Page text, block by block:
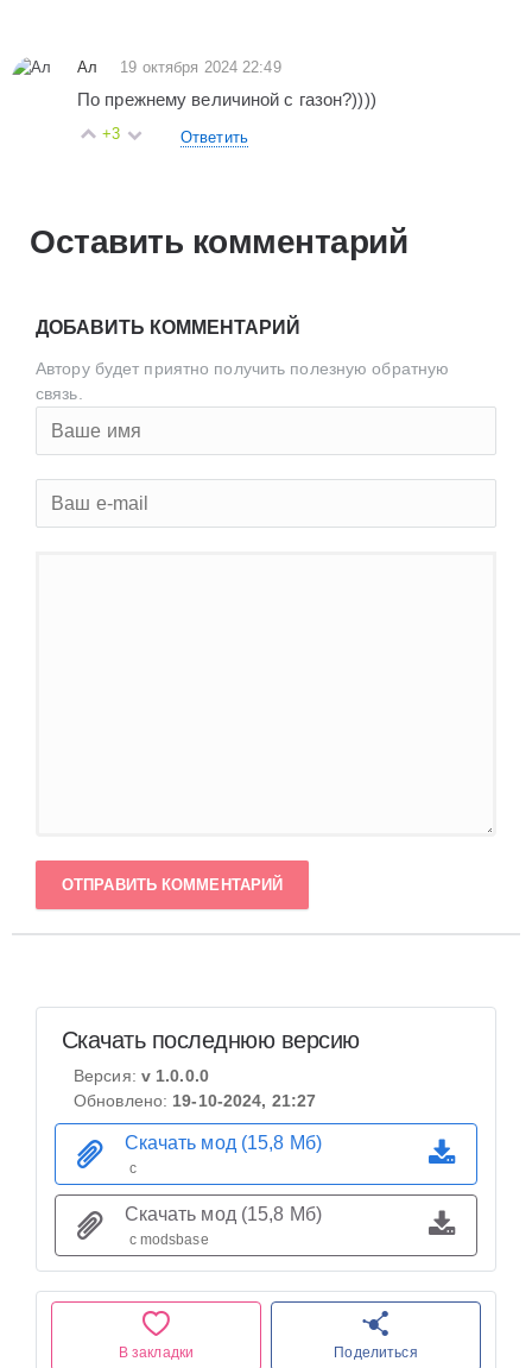
Ал 19 октября 2024 22:49
По прежнему величиной с газон?))))
+3 Ответить
Оставить комментарий
ДОБАВИТЬ КОММЕНТАРИЙ
Автору будет приятно получить полезную обратную
связь.
ОТПРАВИТЬ КОММЕНТАРИЙ
В закладки Поделиться
Скачать последнюю версию
Версия: v 1.0.0.0
Обновлено: 19-10-2024, 21:27
Скачать мод (15,8 Мб)
с
Скачать мод (15,8 Мб)
с modsbase